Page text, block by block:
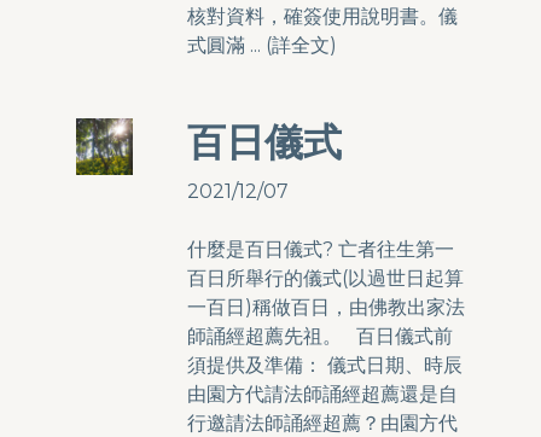
核對資料，確簽使用說明書。儀
式圓滿 ... (詳全文)
百日儀式
2021/12/07
什麼是百日儀式? 亡者往生第一
百日所舉行的儀式(以過世日起算
一百日)稱做百日，由佛教出家法
師誦經超薦先祖。 百日儀式前
須提供及準備： 儀式日期、時辰
由園方代請法師誦經超薦還是自
行邀請法師誦經超薦？由園方代